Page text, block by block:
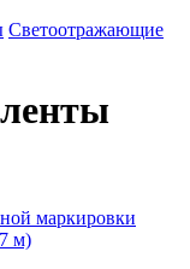
Светоотражающие